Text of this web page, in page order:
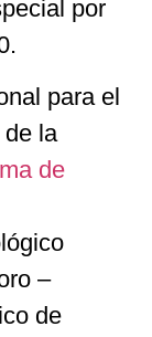
por
para el
la
de
–
de